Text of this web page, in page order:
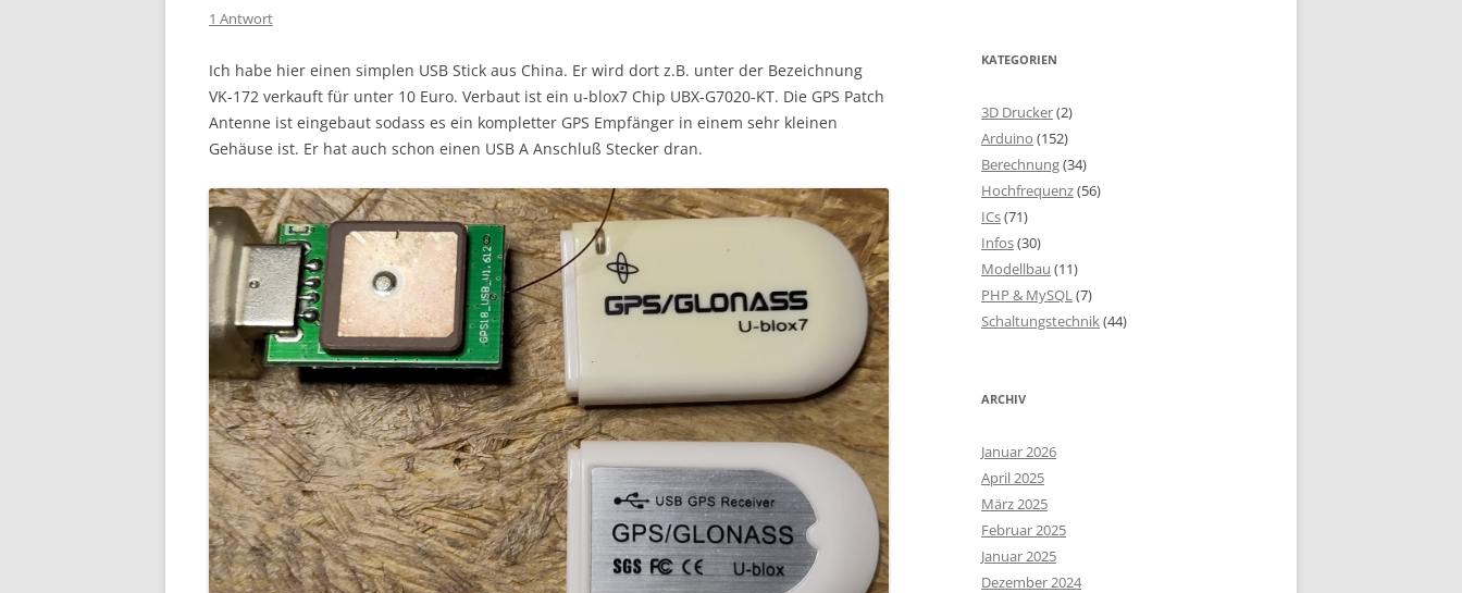
1 Antwort
Ich habe hier einen simplen USB Stick aus China. Er wird dort z.B. unter der Bezeichnung
VK-172 verkauft für unter 10 Euro. Verbaut ist ein u-blox7 Chip UBX-G7020-KT. Die GPS Patch
Antenne ist eingebaut sodass es ein kompletter GPS Empfänger in einem sehr kleinen
Gehäuse ist. Er hat auch schon einen USB A Anschluß Stecker dran.
KATEGORIEN
3D Drucker(2)
Arduino (152)
Berechnung(34)
Hochfrequenz(56)
ICs(71)
Infos(30)
Modellbau (11)
PHP & MySQL(7)
Schaltungstechnik(44)
ARCHIV
Januar 2026
April 2025
März 2025
Februar 2025
Januar 2025
Dezember 2024